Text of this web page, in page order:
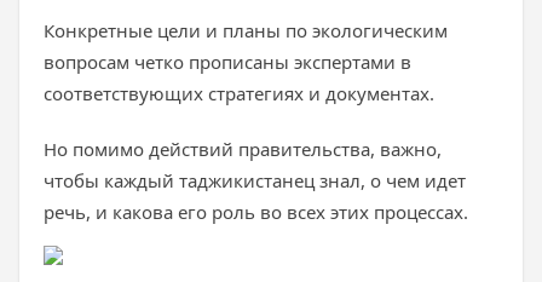
Конкретные цели и планы по экологическим
вопросам четко прописаны экспертами в
соответствующих стратегиях и документах.
Но помимо действий правительства, важно,
чтобы каждый таджикистанец знал, о чем идет
речь, и какова его роль во всех этих процессах.